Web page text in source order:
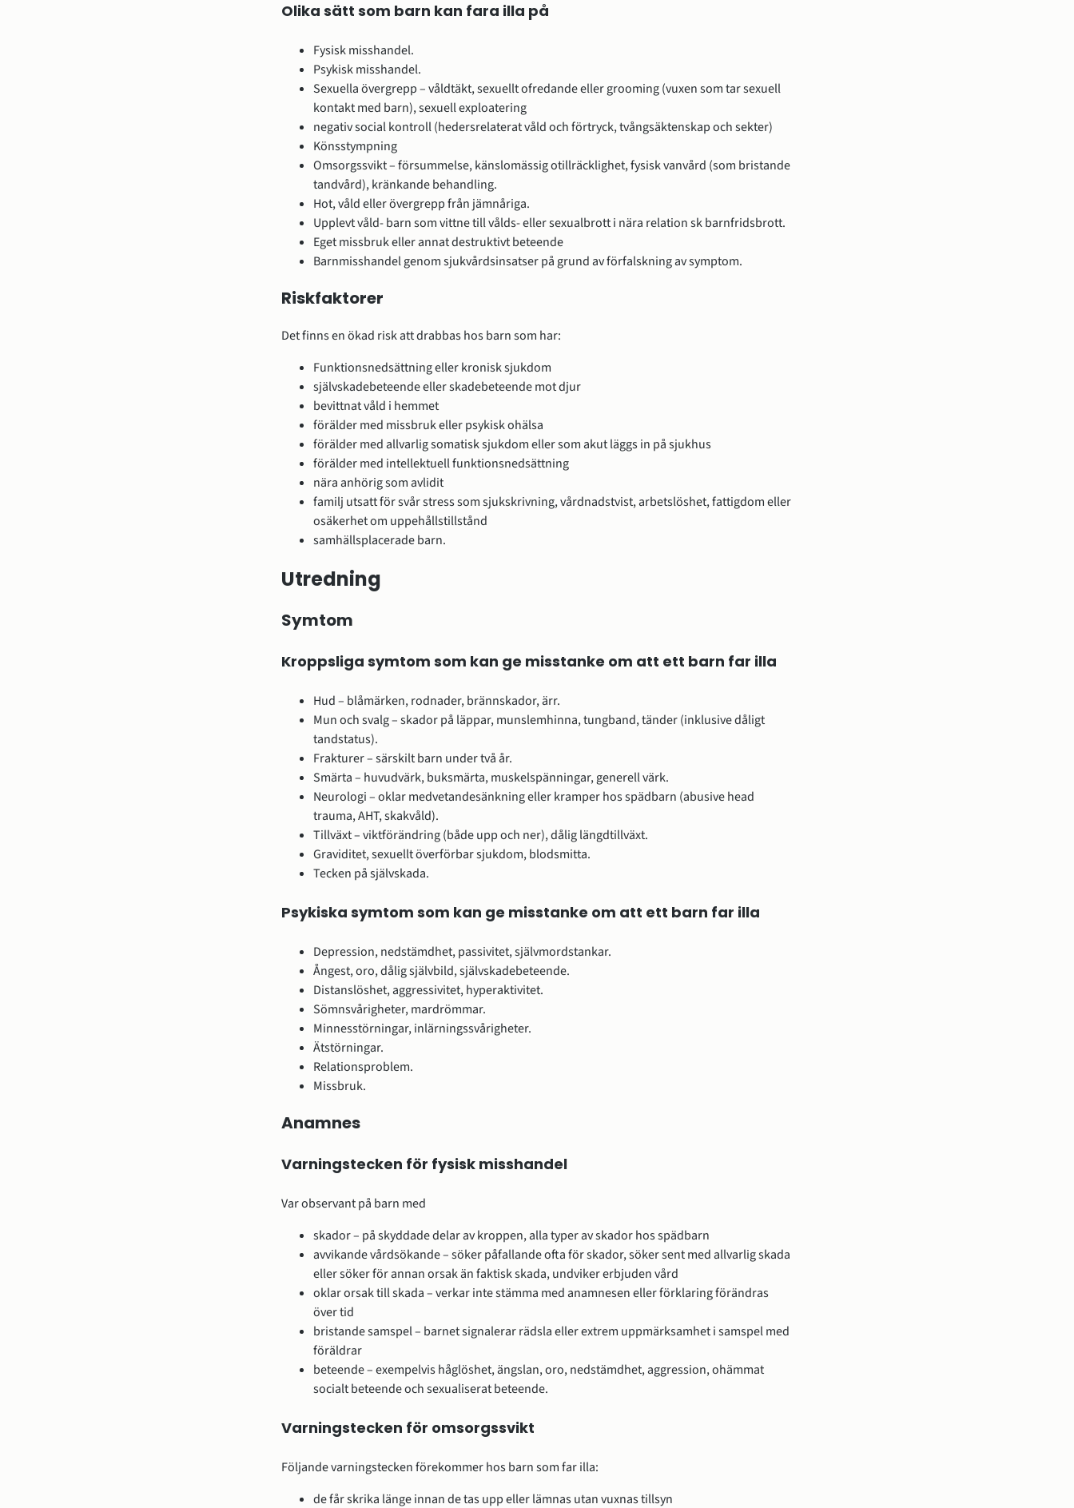
Olika sätt som barn kan fara illa på
Fysisk misshandel.
Psykisk misshandel.
Sexuella övergrepp – våldtäkt, sexuellt ofredande eller grooming (vuxen som tar sexuell
kontakt med barn), sexuell exploatering
negativ social kontroll (hedersrelaterat våld och förtryck, tvångsäktenskap och sekter)
Könsstympning
Omsorgssvikt – försummelse, känslomässig otillräcklighet, fysisk vanvård (som bristande
tandvård), kränkande behandling.
Hot, våld eller övergrepp från jämnåriga.
Upplevt våld- barn som vittne till vålds- eller sexualbrott i nära relation sk barnfridsbrott.
Eget missbruk eller annat destruktivt beteende
Barnmisshandel genom sjukvårdsinsatser på grund av förfalskning av symptom.
Riskfaktorer
Det finns en ökad risk att drabbas hos barn som har:
Funktionsnedsättning eller kronisk sjukdom
självskadebeteende eller skadebeteende mot djur
bevittnat våld i hemmet
förälder med missbruk eller psykisk ohälsa
förälder med allvarlig somatisk sjukdom eller som akut läggs in på sjukhus
förälder med intellektuell funktionsnedsättning
nära anhörig som avlidit
familj utsatt för svår stress som sjukskrivning, vårdnadstvist, arbetslöshet, fattigdom eller
osäkerhet om uppehållstillstånd
samhällsplacerade barn.
Utredning
Symtom
Kroppsliga symtom som kan ge misstanke om att ett barn far illa
Hud – blåmärken, rodnader, brännskador, ärr.
Mun och svalg – skador på läppar, munslemhinna, tungband, tänder (inklusive dåligt
tandstatus).
Frakturer – särskilt barn under två år.
Smärta – huvudvärk, buksmärta, muskelspänningar, generell värk.
Neurologi – oklar medvetandesänkning eller kramper hos spädbarn (abusive head
trauma, AHT, skakvåld).
Tillväxt – viktförändring (både upp och ner), dålig längdtillväxt.
Graviditet, sexuellt överförbar sjukdom, blodsmitta.
Tecken på självskada.
Psykiska symtom som kan ge misstanke om att ett barn far illa
Depression, nedstämdhet, passivitet, självmordstankar.
Ångest, oro, dålig självbild, självskadebeteende.
Distanslöshet, aggressivitet, hyperaktivitet.
Sömnsvårigheter, mardrömmar.
Minnesstörningar, inlärningssvårigheter.
Ätstörningar.
Relationsproblem.
Missbruk.
Anamnes
Varningstecken för fysisk misshandel
Var observant på barn med
skador – på skyddade delar av kroppen, alla typer av skador hos spädbarn
avvikande vårdsökande – söker påfallande ofta för skador, söker sent med allvarlig skada
eller söker för annan orsak än faktisk skada, undviker erbjuden vård
oklar orsak till skada – verkar inte stämma med anamnesen eller förklaring förändras
över tid
bristande samspel – barnet signalerar rädsla eller extrem uppmärksamhet i samspel med
föräldrar
beteende – exempelvis håglöshet, ängslan, oro, nedstämdhet, aggression, ohämmat
socialt beteende och sexualiserat beteende.
Varningstecken för omsorgssvikt
Följande varningstecken förekommer hos barn som far illa:
de får skrika länge innan de tas upp eller lämnas utan vuxnas tillsyn